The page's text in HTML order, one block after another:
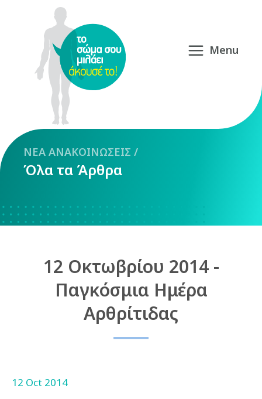
NEA ΑΝΑΚΟΙΝΩΣΕΙΣ /
Όλα τα Άρθρα
12 Οκτωβρίου 2014 -
Παγκόσμια Ημέρα
Αρθρίτιδας
12 Oct 2014